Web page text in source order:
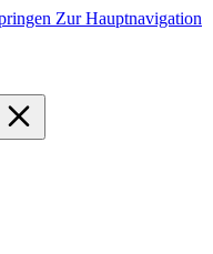
Zur Hauptnavigation